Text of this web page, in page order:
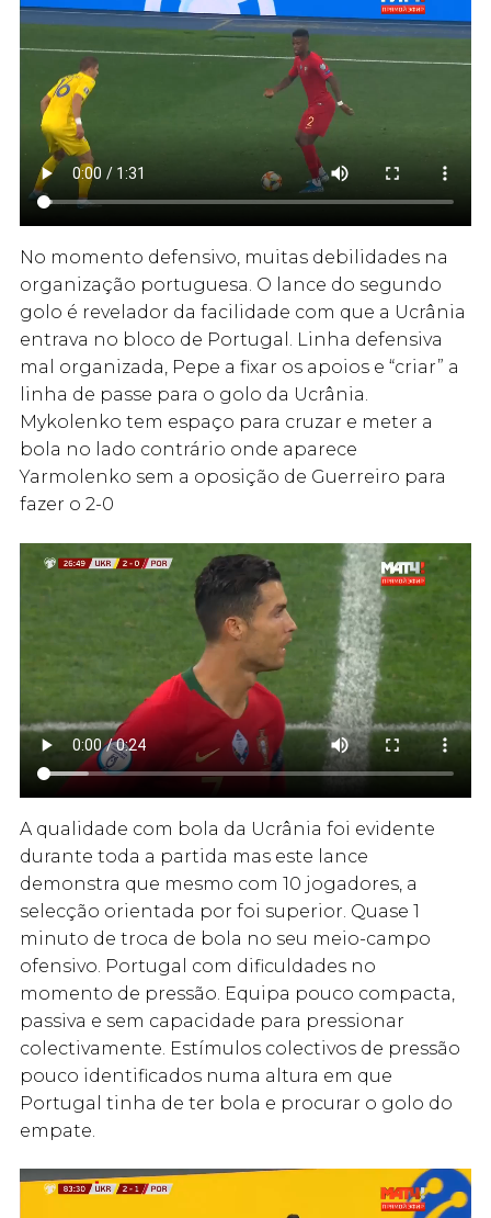
No momento defensivo, muitas debilidades na
organização portuguesa. O lance do segundo
golo é revelador da facilidade com que a Ucrânia
entrava no bloco de Portugal. Linha defensiva
mal organizada, Pepe a fixar os apoios e “criar” a
linha de passe para o golo da Ucrânia.
Mykolenko tem espaço para cruzar e meter a
bola no lado contrário onde aparece
Yarmolenko sem a oposição de Guerreiro para
fazer o 2-0
A qualidade com bola da Ucrânia foi evidente
durante toda a partida mas este lance
demonstra que mesmo com 10 jogadores, a
selecção orientada por foi superior. Quase 1
minuto de troca de bola no seu meio-campo
ofensivo. Portugal com dificuldades no
momento de pressão. Equipa pouco compacta,
passiva e sem capacidade para pressionar
colectivamente. Estímulos colectivos de pressão
pouco identificados numa altura em que
Portugal tinha de ter bola e procurar o golo do
empate.